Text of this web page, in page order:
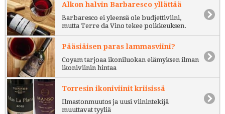
Alkon halvin Barbaresco yllättää
Barbaresco ei yleensä ole budjettiviini,
mutta Terre da Vino tekee poikkeuksen.
Pääsiäisen paras lammasviini?
Coyam tarjoaa ikoniluokan elämyksen ilman
ikoniviinin hintaa
Torresin ikoniviinit kriisissä
Ilmastonmuutos ja uusi viinintekijä
muuttavat tyyliä